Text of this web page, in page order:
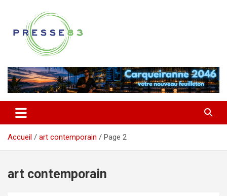
contenu
Presse 83
Accueil art contemporain Page 2
art contemporain